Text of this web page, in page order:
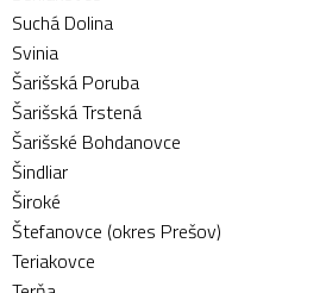
Suchá Dolina
Svinia
Šarišská Poruba
Šarišská Trstená
Šarišské Bohdanovce
Šindliar
Široké
Štefanovce (okres Prešov)
Teriakovce